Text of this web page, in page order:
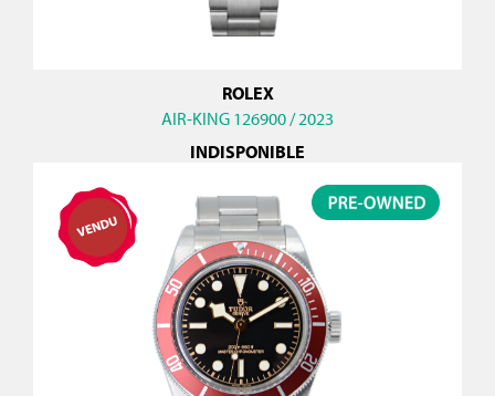
ROLEX
AIR-KING 126900 / 2023
INDISPONIBLE